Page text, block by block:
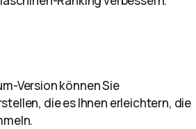
Version können Sie
die es Ihnen erleichtern, die